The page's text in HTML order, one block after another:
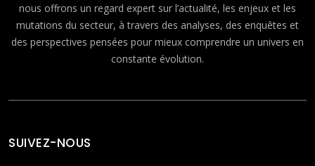
nous offrons un regard expert sur l’actualité, les enjeux et les
mutations du secteur, à travers des analyses, des enquêtes et
des perspectives pensées pour mieux comprendre un univers en
constante évolution.
SUIVEZ-NOUS